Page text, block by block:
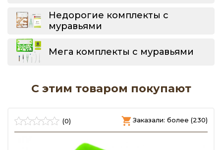
Недорогие комплекты с
муравьями
Мега комплекты с муравьями
С этим товаром покупают
(0) Заказали: более (230)